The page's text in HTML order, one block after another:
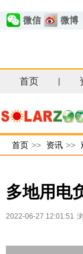
微信 微博
首页
首页 >> 资讯 >>
多地用电
2022-06-27 12:01:51